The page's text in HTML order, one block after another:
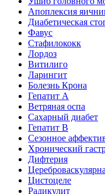
Апоплексия
Диабетическая
Фавус
Стафилококк
Лордоз
Витилиго
Ларингит
Болезнь Крона
Гепатит A
Ветряная оспа
Сахарный диабет
Гепатит B
Сезонное
Хронический
Дифтерия
Цистоцеле
Радикулит